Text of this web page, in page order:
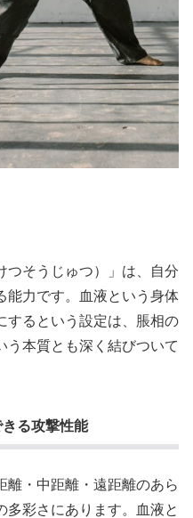
つそうじゅつ）」は、自分
能力です。血液という身体
するという設定は、脹相の
う本質とも深く結びついて
る攻撃性能
離・中距離・遠距離のあら
多彩さにあります。血液と